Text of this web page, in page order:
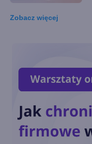
Zobacz więcej